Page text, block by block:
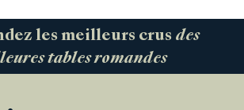
les meilleurs crus des
tables romandes